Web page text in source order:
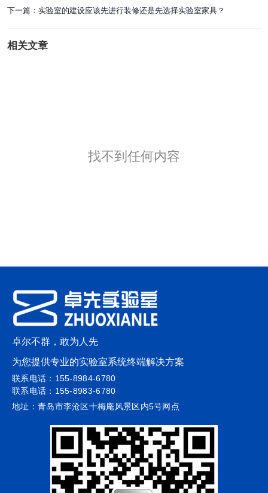
下一篇： 实验室的建设应该先进行装修还是先选择实验室家具？
相关文章
找不到任何内容
卓尔不群，敢为人先
为您提供专业的实验室系统终端解决方案
联系电话：155-8984-6780
联系电话：155-8983-6780
地址：青岛市李沧区十梅庵风景区内5号网点